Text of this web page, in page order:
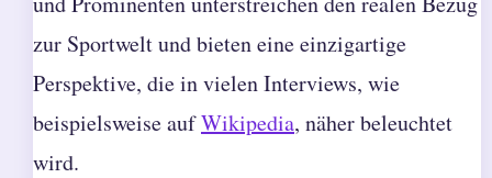
zur Sportwelt und bieten eine einzigartige
Perspektive, die in vielen Interviews, wie
beispielsweise aufWikipedia, näher beleuchtet
wird.